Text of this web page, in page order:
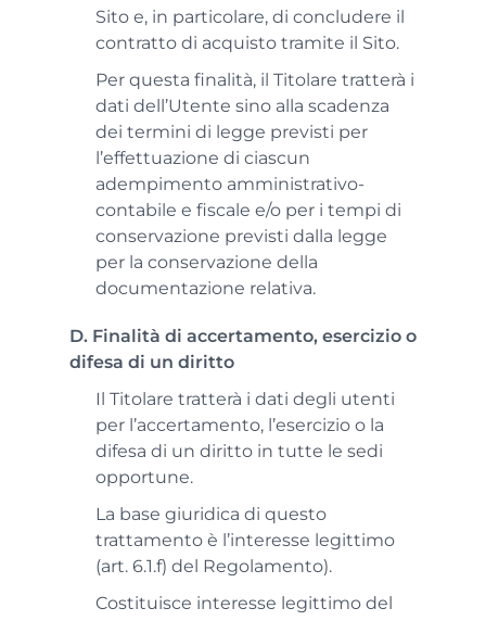
Sito e, in particolare, di concludere il
contratto di acquisto tramite il Sito.
Per questa finalità, il Titolare tratterà i
dati dell’Utente sino alla scadenza
dei termini di legge previsti per
l’effettuazione di ciascun
adempimento amministrativo-
contabile e fiscale e/o per i tempi di
conservazione previsti dalla legge
per la conservazione della
documentazione relativa.
D. Finalità di accertamento, esercizio o
difesa di un diritto
Il Titolare tratterà i dati degli utenti
per l’accertamento, l’esercizio o la
difesa di un diritto in tutte le sedi
opportune.
La base giuridica di questo
trattamento è l’interesse legittimo
(art. 6.1.f) del Regolamento).
Costituisce interesse legittimo del